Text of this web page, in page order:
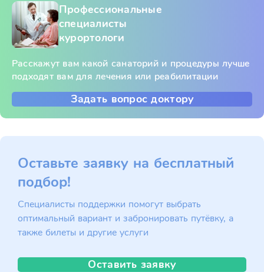
Профессиональные
специалисты
курортологи
Расскажут вам какой санаторий и процедуры лучше
подходят вам для лечения или реабилитации
Задать вопрос доктору
Оставьте заявку на бесплатный
подбор!
Специалисты поддержки помогут выбрать
оптимальный вариант и забронировать путёвку, а
также билеты и другие услуги
Оставить заявку